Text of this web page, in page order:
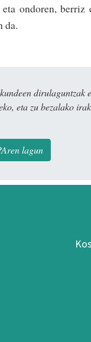
ondoren, berriz
da.
eta zu bezalako
lagun